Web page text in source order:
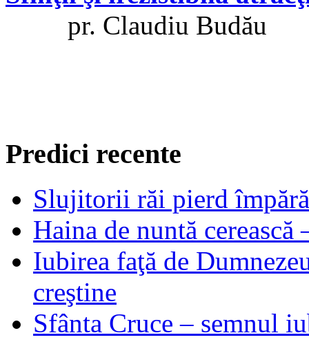
pr. Claudiu Budău
Predici recente
Slujitorii răi pierd
Haina de nuntă
Iubirea faţă de
creştine
Sfânta Cruce – semnul